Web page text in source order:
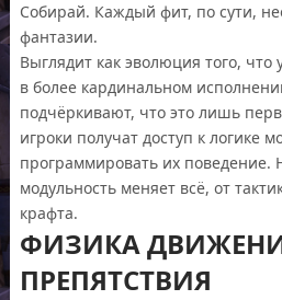
Собирай. Каждый фит, по сути,
фантазии.
Выглядит как эволюция того, что
в более кардинальном
подчёркивают, что это лишь
игроки получат доступ к логике
программировать их поведение.
модульность меняет всё, от
крафта.
ФИЗИКА
ПРЕПЯТСТВИЯ